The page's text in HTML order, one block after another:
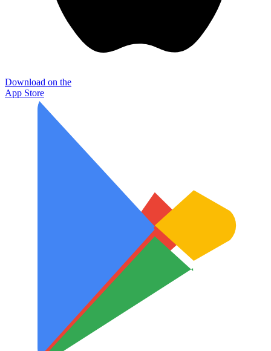
Download on the
App Store